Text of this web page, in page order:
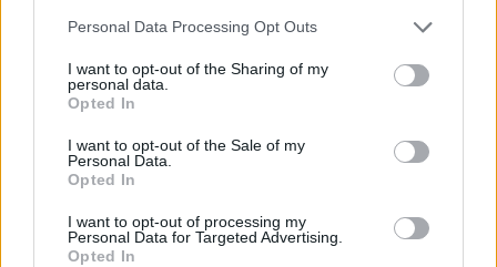
Please note that this website/app uses one or more Google
not limited to your visit or usage behaviour. You may click to
grant or deny consent to Google and its third-party tags to
use your data for below specified purposes in below Google
consent section.
Personal Data Processing Opt Outs
I want to opt-out of the Sharing of my
personal data.
Opted In
I want to opt-out of the Sale of my
Personal Data.
Opted In
I want to opt-out of processing my
Personal Data for Targeted Advertising.
Opted In
e rotazioni per affrontare avversarie che hanno
AUTORE
Francesca Lombardi
tecnici dal primo box di un circuito toscano e
da allora firma approfondimenti sui motori. In